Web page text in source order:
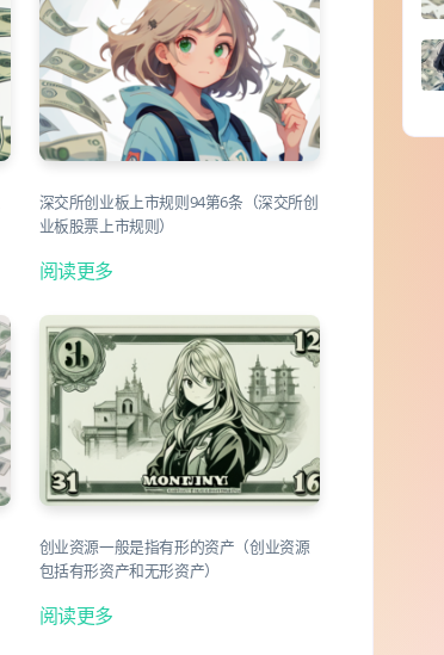
深交所创业板上市规则94第6条（深交所创
业板股票上市规则）
阅读更多
创业资源一般是指有形的资产（创业资源
包括有形资产和无形资产）
阅读更多